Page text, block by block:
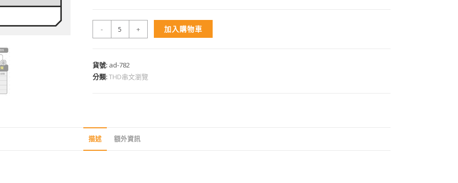
- + 加入購物車
貨號: ad-782
分類:THD串文瀏覽
描述 額外資訊